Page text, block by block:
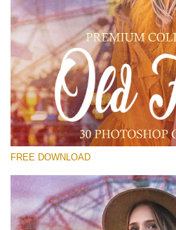
कृपया चुने
Free Old Film Overlay #14
Small 800*533px
Old Film
(30 Overlays)
Light Sparkling
(740 Overlays)
FREE DOWNLOAD